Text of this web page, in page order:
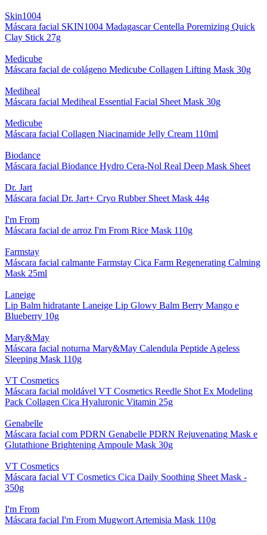
Skin1004
Máscara facial SKIN1004 Madagascar Centella Poremizing Quick
Clay Stick 27g
Medicube
Máscara facial de colágeno Medicube Collagen Lifting Mask 30g
Mediheal
Máscara facial Mediheal Essential Facial Sheet Mask 30g
Medicube
Máscara facial Collagen Niacinamide Jelly Cream 110ml
Biodance
Máscara facial Biodance Hydro Cera-Nol Real Deep Mask Sheet
Dr. Jart
Máscara facial Dr. Jart+ Cryo Rubber Sheet Mask 44g
I'm From
Máscara facial de arroz I'm From Rice Mask 110g
Farmstay
Máscara facial calmante Farmstay Cica Farm Regenerating Calming
Mask 25ml
Laneige
Lip Balm hidratante Laneige Lip Glowy Balm Berry Mango e
Blueberry 10g
Mary&May
Máscara facial noturna Mary&May Calendula Peptide Ageless
Sleeping Mask 110g
VT Cosmetics
Máscara facial moldável VT Cosmetics Reedle Shot Ex Modeling
Pack Collagen Cica Hyaluronic Vitamin 25g
Genabelle
Máscara facial com PDRN Genabelle PDRN Rejuvenating Mask e
Glutathione Brightening Ampoule Mask 30g
VT Cosmetics
Máscara facial VT Cosmetics Cica Daily Soothing Sheet Mask -
350g
I'm From
Máscara facial I'm From Mugwort Artemisia Mask 110g